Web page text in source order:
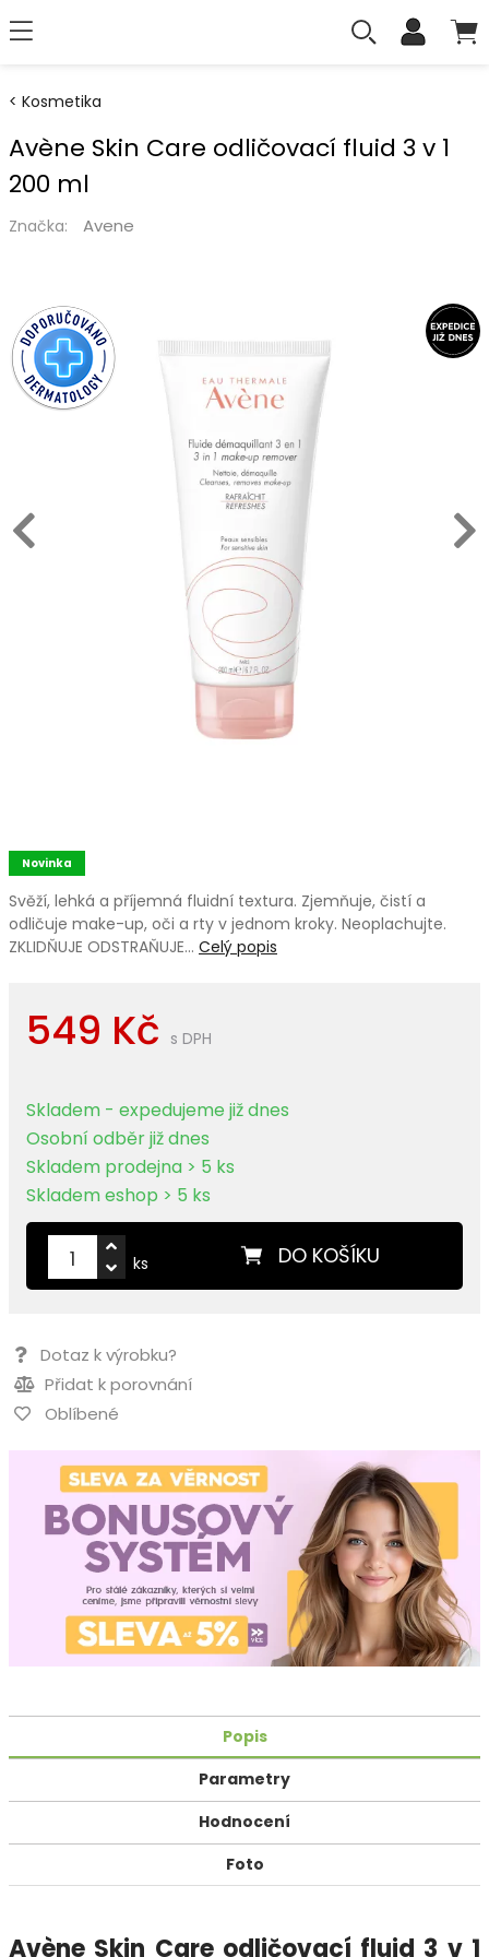
Kosmetika
Avène Skin Care odličovací fluid 3 v 1
200 ml
Značka: Avene
Novinka
Svěží, lehká a příjemná fluidní textura. Zjemňuje, čistí a
odličuje make-up, oči a rty v jednom kroky. Neoplachujte.
ZKLIDŇUJE ODSTRAŇUJE… Celý popis
549 Kč s DPH
Skladem - expedujeme již dnes
Osobní odběr již dnes
Skladem prodejna > 5 ks
Skladem eshop > 5 ks
DO KOŠÍKU
ks
Dotaz k výrobku?
Přidat k porovnání
Oblíbené
Popis
Parametry
Hodnocení
Foto
Avène Skin Care odličovací fluid 3 v 1